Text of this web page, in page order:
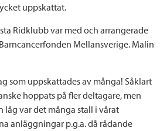
uppskattat.
Ridklubb var med och arrangerade
Mellansverige. Malin
som uppskattades av många! Såklart
hoppats på fler deltagare, men
var det många stall i vårat
anläggningar p.g.a. då rådande